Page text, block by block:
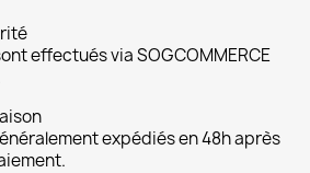
effectués via SOGCOMMERCE
expédiés en 48h après